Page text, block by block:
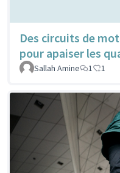
Des circuits de
pour apaiser les
Sallah Amine
1 1